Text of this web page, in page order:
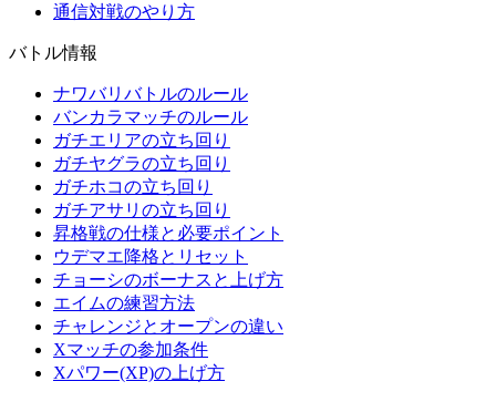
通信対戦のやり方
バトル情報
ナワバリバトルのルール
バンカラマッチのルール
ガチエリアの立ち回り
ガチヤグラの立ち回り
ガチホコの立ち回り
ガチアサリの立ち回り
昇格戦の仕様と必要ポイント
ウデマエ降格とリセット
チョーシのボーナスと上げ方
エイムの練習方法
チャレンジとオープンの違い
Xマッチの参加条件
Xパワー(XP)の上げ方